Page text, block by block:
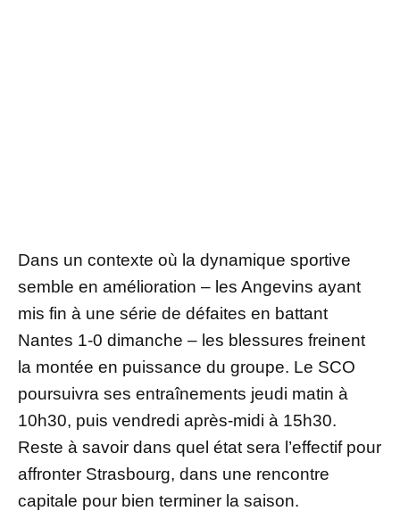
Dans un contexte où la dynamique sportive
semble en amélioration – les Angevins ayant
mis fin à une série de défaites en battant
Nantes 1-0 dimanche – les blessures freinent
la montée en puissance du groupe. Le SCO
poursuivra ses entraînements jeudi matin à
10h30, puis vendredi après-midi à 15h30.
Reste à savoir dans quel état sera l’effectif pour
affronter Strasbourg, dans une rencontre
capitale pour bien terminer la saison.